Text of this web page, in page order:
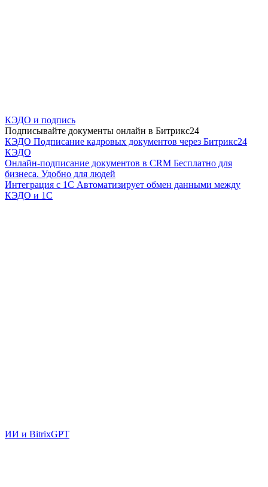
КЭДО и подпись
Подписывайте документы онлайн в Битрикс24
КЭДО Подписание кадровых документов через Битрикс24
КЭДО
Онлайн-подписание документов в CRM Бесплатно для
бизнеса. Удобно для людей
Интеграция с 1С Автоматизирует обмен данными между
КЭДО и 1С
ИИ и BitrixGPT